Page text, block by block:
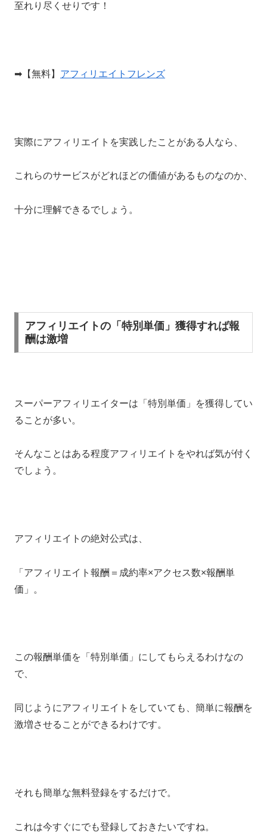
至れり尽くせりです！
➡【無料】 アフィリエイトフレンズ
実際にアフィリエイトを実践したことがある人なら、
これらのサービスがどれほどの価値があるものなのか、
十分に理解できるでしょう。
アフィリエイトの「特別単価」獲得すれば報
酬は激増
スーパーアフィリエイターは「特別単価」を獲得してい
ることが多い。
そんなことはある程度アフィリエイトをやれば気が付く
でしょう。
アフィリエイトの絶対公式は、
「アフィリエイト報酬＝成約率×アクセス数×報酬単
価」。
この報酬単価を「特別単価」にしてもらえるわけなの
で、
同じようにアフィリエイトをしていても、簡単に報酬を
激増させることができるわけです。
それも簡単な無料登録をするだけで。
これは今すぐにでも登録しておきたいですね。